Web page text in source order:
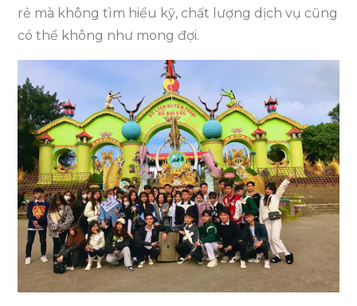
rẻ mà không tìm hiểu kỹ, chất lượng dịch vụ cũng
có thể không như mong đợi.